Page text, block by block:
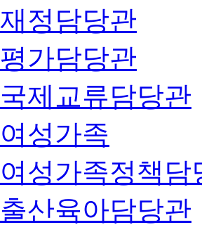
재정담당관
평가담당관
국제교류담당관
여성가족
여성가족정책담
출산육아담당관